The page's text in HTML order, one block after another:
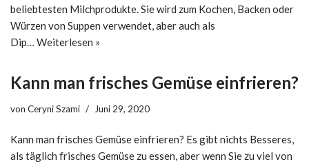
beliebtesten Milchprodukte. Sie wird zum Kochen, Backen oder
Würzen von Suppen verwendet, aber auch als
Dip… Weiterlesen »
Kann man frisches Gemüse einfrieren?
von Ceryni Szami Juni 29, 2020
Kann man frisches Gemüse einfrieren? Es gibt nichts Besseres,
als täglich frisches Gemüse zu essen, aber wenn Sie zu viel von